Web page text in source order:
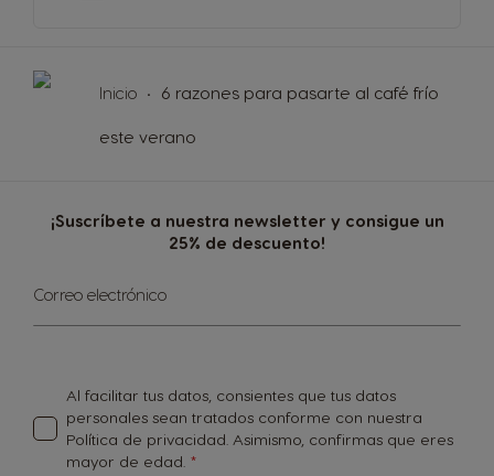
Inicio 6 razones para pasarte al café frío
este verano
¡Suscríbete a nuestra newsletter y consigue un
25% de descuento!
Inscríbase
a
nuestro
noticias:
Correo electrónico
Al facilitar tus datos, consientes que tus datos
personales sean tratados conforme con nuestra
Política de privacidad . Asimismo, confirmas que eres
mayor de edad.